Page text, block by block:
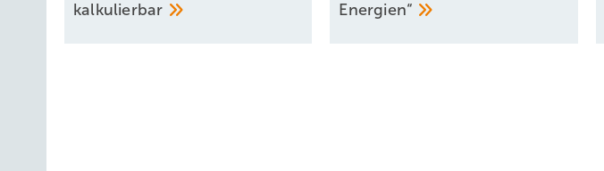
kalkulierbar
Energien“